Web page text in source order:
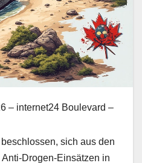
– internet24 Boulevard –
sich aus den
Drogen-Einsätzen in